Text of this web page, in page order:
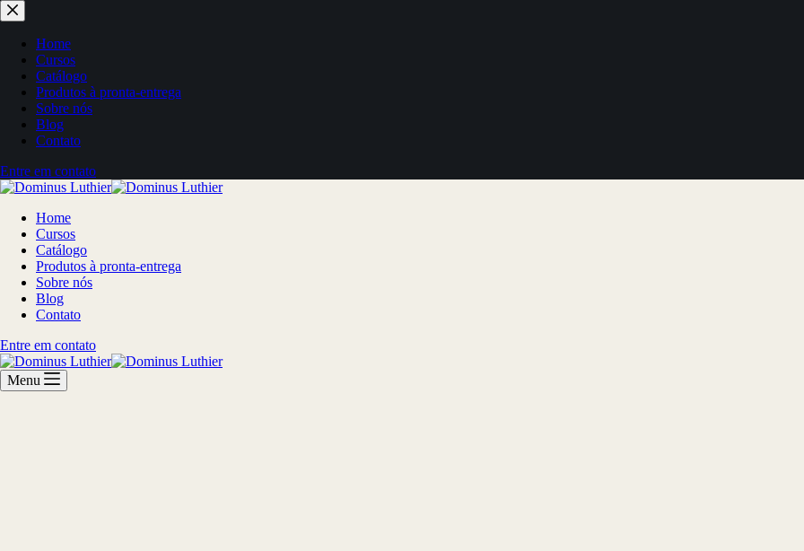
Home
Cursos
Catálogo
Produtos à pronta-entrega
Sobre nós
Blog
Contato
Entre em contato
Home
Cursos
Catálogo
Produtos à pronta-entrega
Sobre nós
Blog
Contato
Entre em contato
Menu